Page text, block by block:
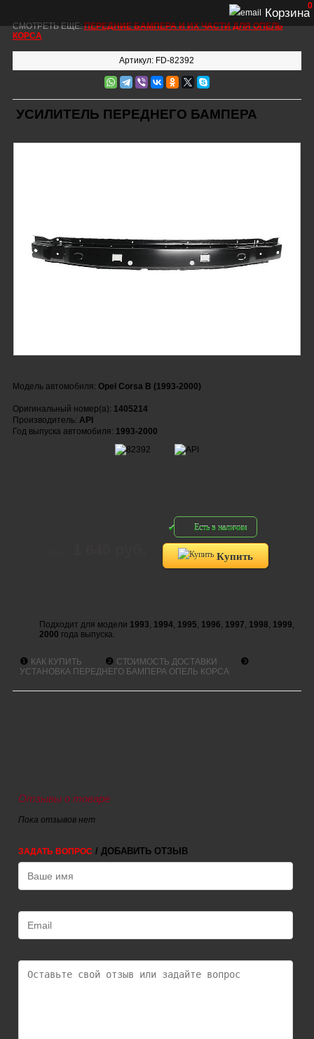
СМОТРЕТЬ ЕЩЕ:ПЕРЕДНИЕ БАМПЕРА И ИХ ЧАСТИ ДЛЯ ОПЕЛЬ
КОРСА
Артикул: FD-82392
УСИЛИТЕЛЬ ПЕРЕДНЕГО БАМПЕРА
Модель автомобиля: Opel Corsa B (1993-2000)
Оригинальный номер(а): 1405214
Производитель: API
Год выпуска автомобиля: 1993-2000
Есть в наличии
Купить
Подходит для модели 1993, 1994, 1995, 1996, 1997, 1998, 1999,
2000 года выпуска.
❶ КАК КУПИТЬ ❷ СТОИМОСТЬ ДОСТАВКИ ❸
УСТАНОВКА ПЕРЕДНЕГО БАМПЕРА ОПЕЛЬ КОРСА
Отзывы о товаре
Пока отзывов нет
ЗАДАТЬ ВОПРОС / ДОБАВИТЬ ОТЗЫВ
Корзина
0